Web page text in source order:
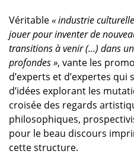
Véritable« industrie
jouer pour inventer de
transitions à venir (…) dans
profondes », vante les
d’experts et d’expertes
d’idées explorant les
croisée des regards
philosophiques,
pour le beau discours
cette structure.